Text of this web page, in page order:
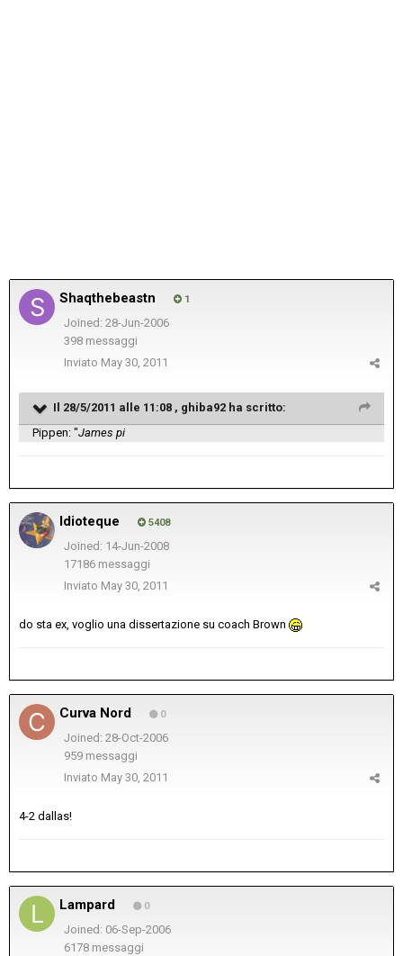
Shaqthebeastn 1
Joined: 28-Jun-2006
398 messaggi
Inviato May 30, 2011
Il 28/5/2011 alle 11:08 , ghiba92 ha scritto:
Pippen: "James pi
Idioteque 5408
Joined: 14-Jun-2008
17186 messaggi
Inviato May 30, 2011
do sta ex, voglio una dissertazione su coach Brown
Curva Nord 0
Joined: 28-Oct-2006
959 messaggi
Inviato May 30, 2011
4-2 dallas!
Lampard 0
Joined: 06-Sep-2006
6178 messaggi